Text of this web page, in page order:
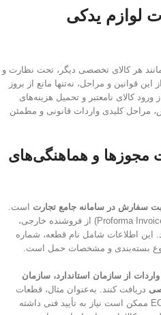
لوازم یدکی
هر کالای تخصصی دیگر، تحت نظارت و
قوانین و مراحل، نه‌تنها مانع از بروز
کالای نامعتبر و تحمیل هزینه‌های
مراحل کلیدی واردات قانونی و مطمئن
مجوزها و هماهنگی‌های
سفارش در سامانه جامع تجارت است.
واردکننده باید پس از تهیه پیش‌فاکتور (Proforma Invoice) از فروشنده خارجی،
این اطلاعات شامل نام قطعه، شماره
از سازمان استاندارد، سازمان
دریافت کنند. به‌عنوان مثال، قطعات
مرتبط با ایمنی مانند سیستم ترمز یا ECU ممکن است نیاز به تأیید فنی داشته